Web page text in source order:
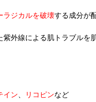
ラジカルを破壊する成分が
紫外線による肌トラブルを
イン リコピンなど